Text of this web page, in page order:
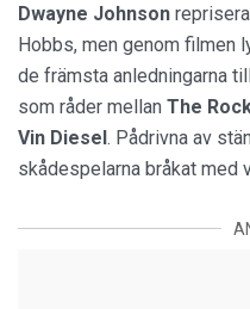
Dwayne Johnson
Hobbs, men genom filmen
de främsta anledningarna
som råder mellan The
Vin Diesel. Pådrivna av
skådespelarna bråkat med